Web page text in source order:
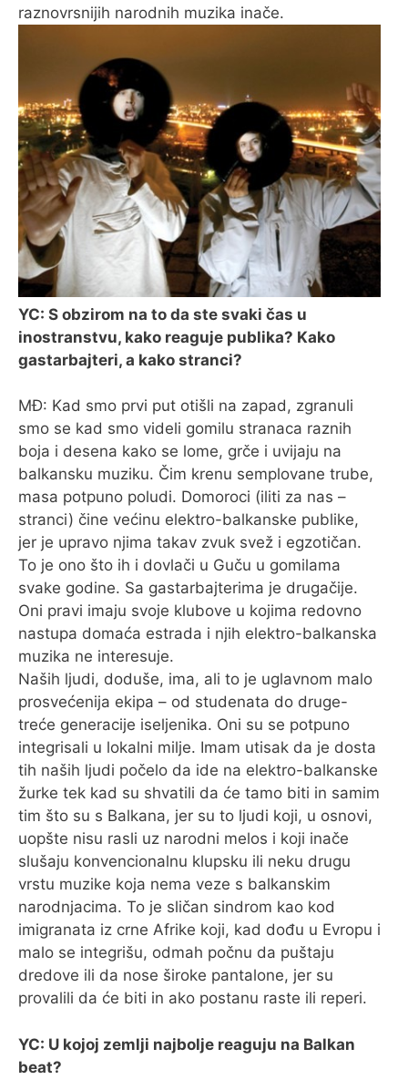
raznovrsnijih narodnih muzika inače.
YC: S obzirom na to da ste svaki čas u
inostranstvu, kako reaguje publika? Kako
gastarbajteri, a kako stranci?
MĐ: Kad smo prvi put otišli na zapad, zgranuli
smo se kad smo videli gomilu stranaca raznih
boja i desena kako se lome, grče i uvijaju na
balkansku muziku. Čim krenu semplovane trube,
masa potpuno poludi. Domoroci (iliti za nas –
stranci) čine većinu elektro-balkanske publike,
jer je upravo njima takav zvuk svež i egzotičan.
To je ono što ih i dovlači u Guču u gomilama
svake godine. Sa gastarbajterima je drugačije.
Oni pravi imaju svoje klubove u kojima redovno
nastupa domaća estrada i njih elektro-balkanska
muzika ne interesuje.
Naših ljudi, doduše, ima, ali to je uglavnom malo
prosvećenija ekipa – od studenata do druge-
treće generacije iseljenika. Oni su se potpuno
integrisali u lokalni milje. Imam utisak da je dosta
tih naših ljudi počelo da ide na elektro-balkanske
žurke tek kad su shvatili da će tamo biti in samim
tim što su s Balkana, jer su to ljudi koji, u osnovi,
uopšte nisu rasli uz narodni melos i koji inače
slušaju konvencionalnu klupsku ili neku drugu
vrstu muzike koja nema veze s balkanskim
narodnjacima. To je sličan sindrom kao kod
imigranata iz crne Afrike koji, kad dođu u Evropu i
malo se integrišu, odmah počnu da puštaju
dredove ili da nose široke pantalone, jer su
provalili da će biti in ako postanu raste ili reperi.
YC: U kojoj zemlji najbolje reaguju na Balkan
beat?